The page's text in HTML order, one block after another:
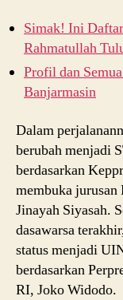
Simak! Ini
Rahmatullah
Profil dan
Banjarmasin
Dalam
berubah menjadi
berdasarkan
membuka
Jinayah Siyasah.
dasawarsa
status menjadi
berdasarkan
RI, Joko Widodo.